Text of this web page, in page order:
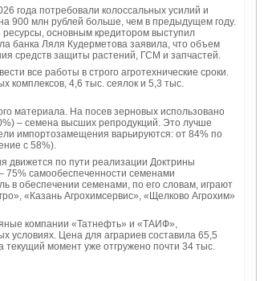
года потребовали колоссальных усилий и
900 млн рублей больше, чем в предыдущем году.
основным кредитором выступил
банка Ляля Кудерметова заявила, что объем
средств защиты растений, ГСМ и запчастей.
все работы в строго агротехнические сроки.
комплексов, 4,6 тыс. сеялок и 5,3 тыс.
материала. На посев зерновых использовано
– семена высших репродукций. Это лучше
импортозамещения варьируются: от 84% по
с 58%).
движется по пути реализации Доктрины
75% самообеспеченности семенами
в обеспечении семенами, по его словам, играют
«Казань Агрохимсервис», «Щелково Агрохим»
компании «Татнефть» и «ТАИФ»,
условиях. Цена для аграриев составила 65,5
текущий момент уже отгружено почти 34 тыс.